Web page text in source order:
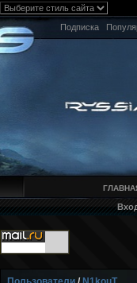
Подписка